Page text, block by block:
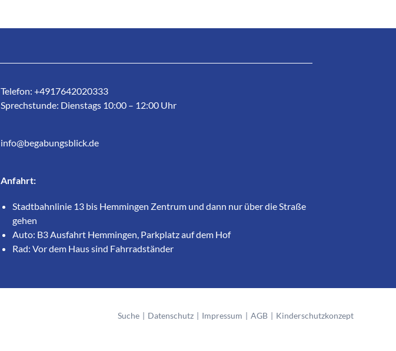
Telefon: +4917642020333
Sprechstunde: Dienstags 10:00 – 12:00 Uhr
info@begabungsblick.de
Anfahrt:
Stadtbahnlinie 13 bis Hemmingen Zentrum und dann nur über die Straße
gehen
Auto: B3 Ausfahrt Hemmingen, Parkplatz auf dem Hof
Rad: Vor dem Haus sind Fahrradständer
Suche Datenschutz Impressum AGB Kinderschutzkonzept